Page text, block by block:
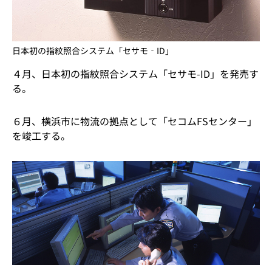
日本初の指紋照合システム「セサモ‐ID」
４月、日本初の指紋照合システム「セサモ-ID」を発売す
る。
６月、横浜市に物流の拠点として「セコムFSセンター」
を竣工する。